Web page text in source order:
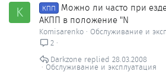
K КПП
Можно ли часто при
АКПП в положение "N
Komisarenko
Обслуживание и
2
Обслуживание и эксплуатация
28.03.2008
Darkzone